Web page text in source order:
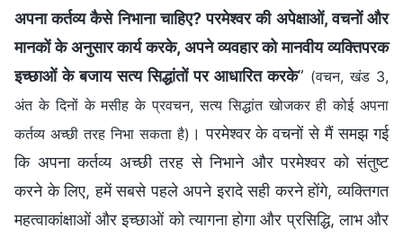
अपना कर्तव्य कैसे निभाना चाहिए? परमेश्वर की अपेक्षाओं, वचनों और
मानकों के अनुसार कार्य करके, अपने व्यवहार को मानवीय व्यक्तिपरक
इच्छाओं के बजाय सत्य सिद्धांतों पर आधारित करके” (वचन, खंड 3,
अंत के दिनों के मसीह के प्रवचन, सत्य सिद्धांत खोजकर ही कोई अपना
कर्तव्य अच्छी तरह निभा सकता है) । परमेश्वर के वचनों से मैं समझ गई
कि अपना कर्तव्य अच्छी तरह से निभाने और परमेश्वर को संतुष्ट
करने के लिए, हमें सबसे पहले अपने इरादे सही करने होंगे, व्यक्तिगत
महत्वाकांक्षाओं और इच्छाओं को त्यागना होगा और प्रसिद्धि, लाभ और